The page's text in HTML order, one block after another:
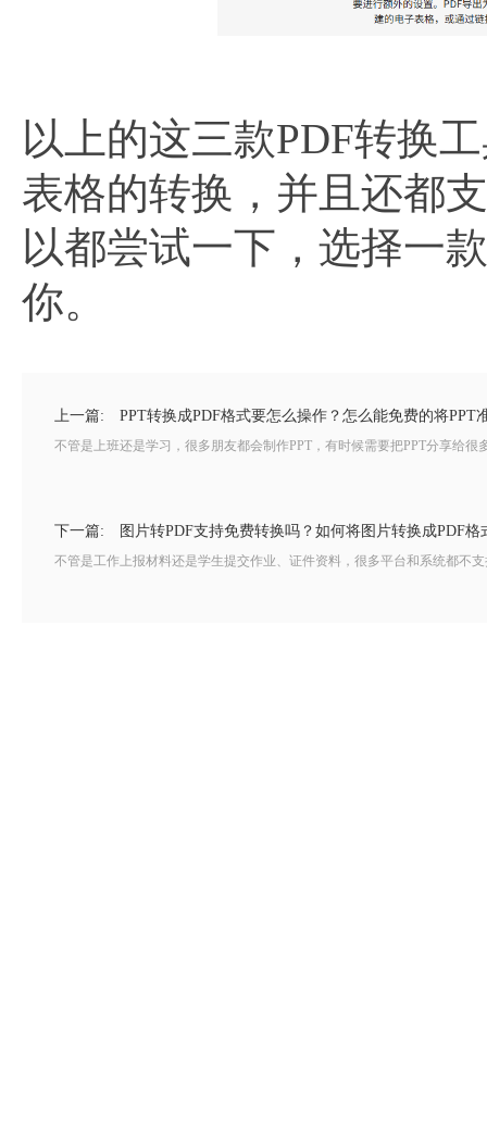
以上的这三款PDF转换
表格的转换，并且还都
以都尝试一下，选择一
你。
上一篇: PPT转换成PDF格式要怎么操作？怎么能免费的将PPT
不管是上班还是学习，很多朋友都会制作PPT，有时候需要把PPT分享给
下一篇: 图片转PDF支持免费转换吗？如何将图片转换成PDF格
不管是工作上报材料还是学生提交作业、证件资料，很多平台和系统都不